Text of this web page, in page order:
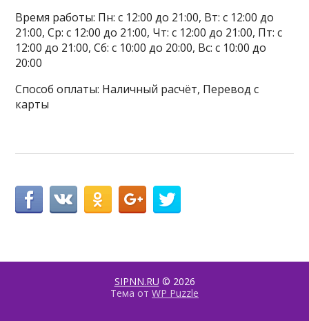
Время работы: Пн: с 12:00 до 21:00, Вт: с 12:00 до
21:00, Ср: с 12:00 до 21:00, Чт: с 12:00 до 21:00, Пт: с
12:00 до 21:00, Сб: с 10:00 до 20:00, Вс: с 10:00 до
20:00
Способ оплаты: Наличный расчёт, Перевод с
карты
SIPNN.RU © 2026
Тема от WP Puzzle